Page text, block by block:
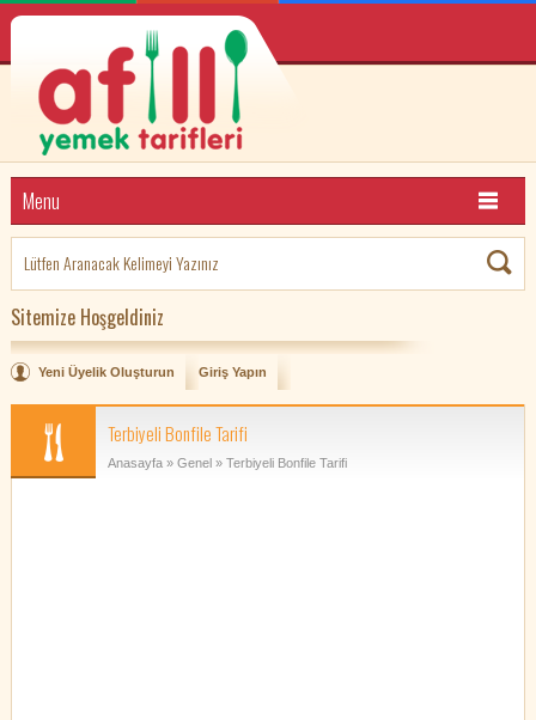
Menu
Sitemize Hoşgeldiniz
Yeni Üyelik Oluşturun Giriş Yapın
Terbiyeli Bonfile Tarifi
Anasayfa» Genel» Terbiyeli Bonfile Tarifi